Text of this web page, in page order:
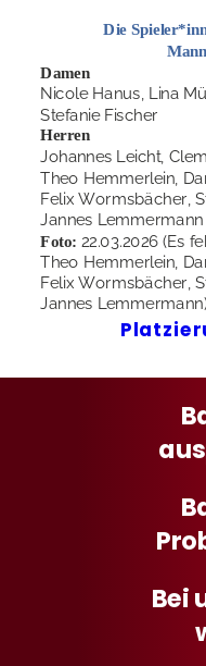
Bei
Die
Damen
Nicole Hanus, Lina
Stefanie Fischer
Herren
Johannes Leicht,
Theo Hemmerlein,
Felix Wormsbächer,
Jannes Lemmermann
Foto: 22.03.2026 (Es
Theo Hemmerlein,
Felix Wormsbächer,
Jannes